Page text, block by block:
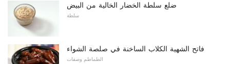
ضلع سلطة الخضار الخالية من البيض
سلطة
فاتح الشهية الكلاب الساخنة في صلصة الشواء
الطماطم وصفات